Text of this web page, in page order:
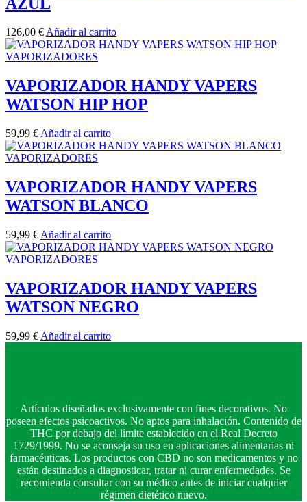
126,00 €Añadir al carrito
VAPORIZADORES
VAPORIZADOR HANDY VAPERS
WATSON HIP HOP
59,99 € Añadir al carrito
VAPORIZADORES
VAPORIZADOR HANDY VAPERS
WATSON BLANCO
59,99 € Añadir al carrito
VAPORIZADORES
VAPORIZADOR HANDY VAPERS
WATSON NEGRO
59,99 € Añadir al carrito
Artículos diseñados exclusivamente con fines decorativos. No
poseen efectos psicoactivos. No aptos para inhalación. Contenido de
THC por debajo del límite establecido en el Real Decreto
1729/1999. No se aconseja su uso en aplicaciones alimentarias ni
farmacéuticas. Los productos con CBD no son medicamentos y no
están destinados a diagnosticar, tratar ni curar enfermedades. Se
recomienda consultar con su médico antes de iniciar cualquier
régimen dietético nuevo.